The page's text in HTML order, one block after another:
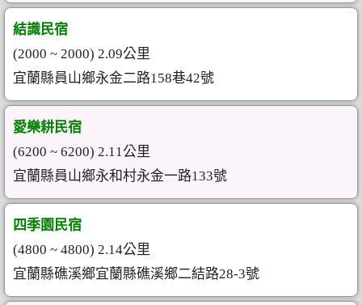
結識民宿
(2000 ~ 2000) 2.09公里
宜蘭縣員山鄉永金二路158巷42號
愛樂耕民宿
(6200 ~ 6200) 2.11公里
宜蘭縣員山鄉永和村永金一路133號
四季園民宿
(4800 ~ 4800) 2.14公里
宜蘭縣礁溪鄉宜蘭縣礁溪鄉二結路28-3號